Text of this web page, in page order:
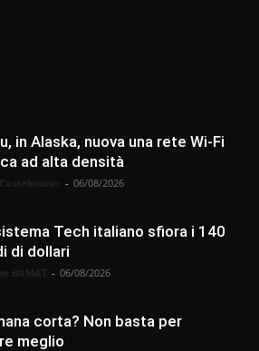
in Alaska, nuova una rete Wi-Fi
ad alta densità
- 06/08/2026
Tech italiano sfiora i 140
di dollari
- 06/08/2026
corta? Non basta per
meglio